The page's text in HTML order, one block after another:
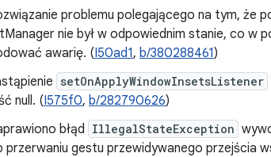
problemu polegającego na tym, że
nie był w odpowiednim stanie, co w
awarię. (I50ad1, b/380288461)
setOnApplyWindowInsetsListener
null. (I575f0, b/282790626)
błąd IllegalStateException
przerwaniu gestu przewidywanego przejścia